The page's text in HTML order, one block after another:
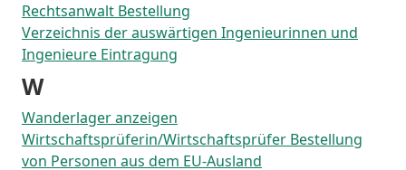
Rechtsanwalt Bestellung
Verzeichnis der auswärtigen Ingenieurinnen und
Ingenieure Eintragung
W
Wanderlager anzeigen
Wirtschaftsprüferin/Wirtschaftsprüfer Bestellung
von Personen aus dem EU-Ausland